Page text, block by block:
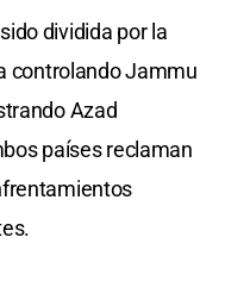
dividida por la
controlando Jammu
Azad
países reclaman